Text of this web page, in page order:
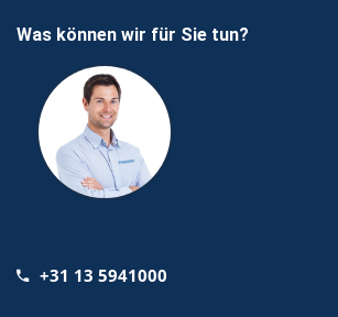
Was können wir für Sie tun?
+31 13 5941000